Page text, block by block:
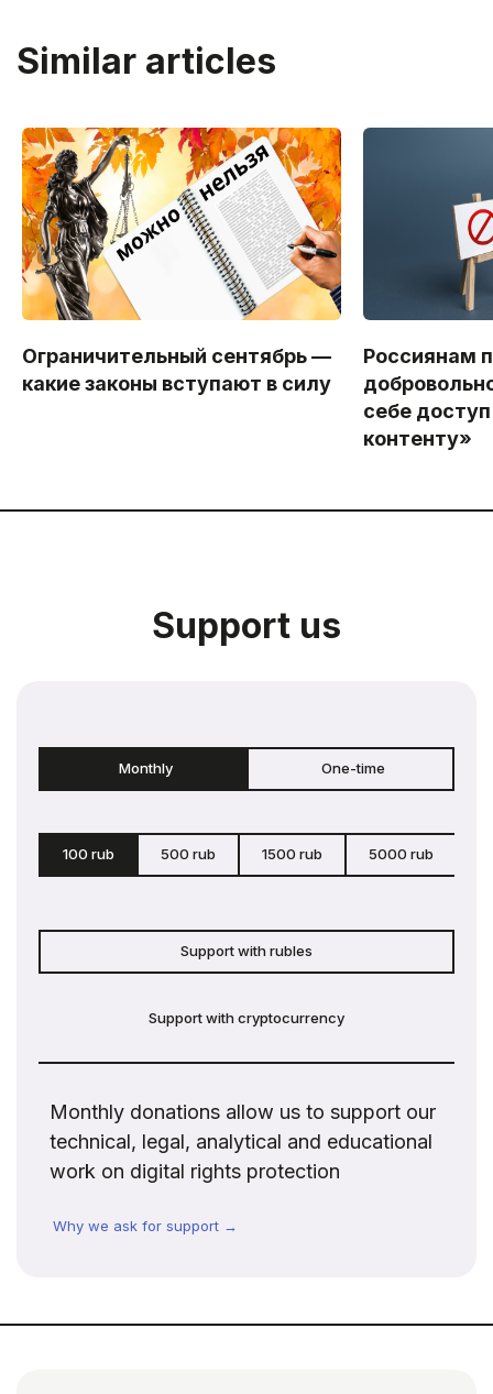
Similar articles
Ограничительный сентябрь —
какие законы вступают в силу
Россиянам
себе
контенту»
Support us
Monthly One-time
100 rub 500 rub 1500 rub 5000 rub
Support with rubles
Support with cryptocurrency
Monthly donations allow us to support our
technical, legal, analytical and educational
work on digital rights protection
Why we ask for support →